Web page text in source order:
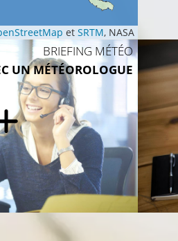
et SRTM, NASA
BRIEFING MÉTÉO
UN MÉTÉOROLOGUE